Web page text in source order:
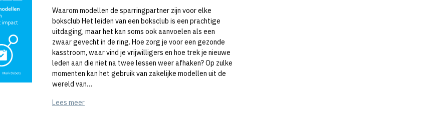
Waarom modellen de sparringpartner zijn voor elke
boksclub Het leiden van een boksclub is een prachtige
uitdaging, maar het kan soms ook aanvoelen als een
zwaar gevecht in de ring. Hoe zorg je voor een gezonde
kasstroom, waar vind je vrijwilligers en hoe trek je nieuwe
leden aan die niet na twee lessen weer afhaken? Op zulke
momenten kan het gebruik van zakelijke modellen uit de
wereld van…
Lees meer